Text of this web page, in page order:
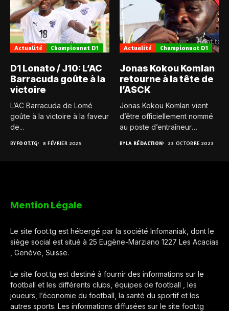
Actualité Championnat D1
D1 Lonato / J10: L’AC
Barracuda goûte à la
victoire
L’AC Barracuda de Lomé
goûte à la victoire à la faveur
de...
BYFOOT.TG 8 FÉVRIER 2025
Actualité Championnat D1
Jonas Kokou Komlan
retourne à la tête de
l’ASCK
Jonas Kokou Komlan vient
d’être officiellement nommé
au poste d’entraîneur
BYLA RÉDACTION 23 OCTOBRE 2023
Mention Légale
Le site foot.tg est hébergé par la société Infomaniak, dont le
siège social est situé à 25 Eugène-Marziano 1227 Les Acacias
, Genève, Suisse.
Le site foot.tg est destiné à fournir des informations sur le
football et les différents clubs, équipes de football , les
joueurs, l’économie du football, la santé du sportif et les
autres sports. Les informations diffusées sur le site foot.tg